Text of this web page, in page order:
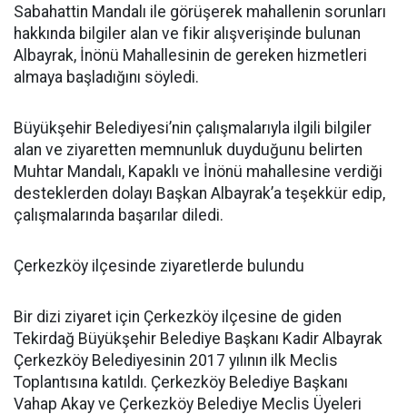
Sabahattin Mandalı ile görüşerek mahallenin sorunları
hakkında bilgiler alan ve fikir alışverişinde bulunan
Albayrak, İnönü Mahallesinin de gereken hizmetleri
almaya başladığını söyledi.
Büyükşehir Belediyesi’nin çalışmalarıyla ilgili bilgiler
alan ve ziyaretten memnunluk duyduğunu belirten
Muhtar Mandalı, Kapaklı ve İnönü mahallesine verdiği
desteklerden dolayı Başkan Albayrak’a teşekkür edip,
çalışmalarında başarılar diledi.
Çerkezköy ilçesinde ziyaretlerde bulundu
Bir dizi ziyaret için Çerkezköy ilçesine de giden
Tekirdağ Büyükşehir Belediye Başkanı Kadir Albayrak
Çerkezköy Belediyesinin 2017 yılının ilk Meclis
Toplantısına katıldı. Çerkezköy Belediye Başkanı
Vahap Akay ve Çerkezköy Belediye Meclis Üyeleri